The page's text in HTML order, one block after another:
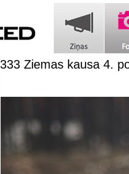
333 Ziemas kausa 4.